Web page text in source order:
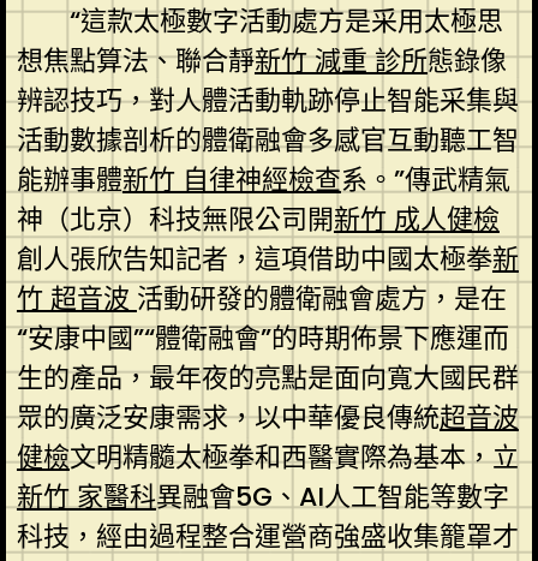
“這款太極數字活動處方是采用太極思
想焦點算法、聯合靜新竹 減重 診所態錄像
辨認技巧，對人體活動軌跡停止智能采集與
活動數據剖析的體衛融會多感官互動聽工智
能辦事體新竹 自律神經檢查系。”傳武精氣
神（北京）科技無限公司開新竹 成人健檢
創人張欣告知記者，這項借助中國太極拳新
竹 超音波 活動研發的體衛融會處方，是在
“安康中國”“體衛融會”的時期佈景下應運而
生的產品，最年夜的亮點是面向寬大國民群
眾的廣泛安康需求，以中華優良傳統超音波
健檢文明精髓太極拳和西醫實際為基本，立
新竹 家醫科異融會5G、AI人工智能等數字
科技，經由過程整合運營商強盛收集籠罩才